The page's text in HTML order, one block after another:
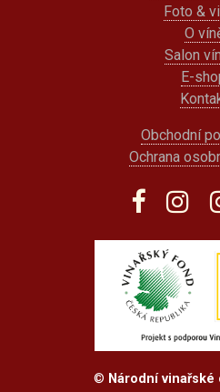
Foto &
O
Salon
E-
Obchodní
Ochrana
© Národní